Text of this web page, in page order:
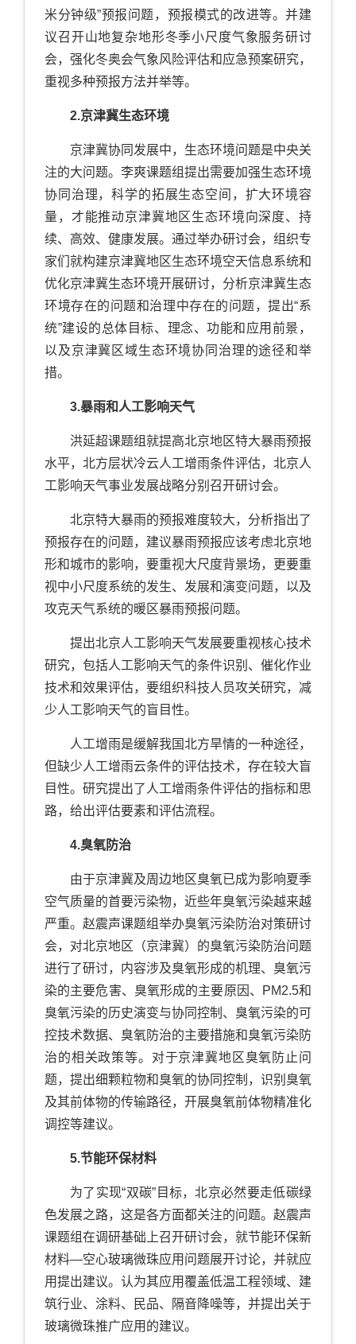
米分钟级”预报问题，预报模式的改进等。并建
议召开山地复杂地形冬季小尺度气象服务研讨
会，强化冬奥会气象风险评估和应急预案研究，
重视多种预报方法并举等。
2.京津冀生态环境
京津冀协同发展中，生态环境问题是中央关
注的大问题。李爽课题组提出需要加强生态环境
协同治理，科学的拓展生态空间，扩大环境容
量，才能推动京津冀地区生态环境向深度、持
续、高效、健康发展。通过举办研讨会，组织专
家们就构建京津冀地区生态环境空天信息系统和
优化京津冀生态环境开展研讨，分析京津冀生态
环境存在的问题和治理中存在的问题，提出“系
统”建设的总体目标、理念、功能和应用前景，
以及京津冀区域生态环境协同治理的途径和举
措。
3.暴雨和人工影响天气
洪延超课题组就提高北京地区特大暴雨预报
水平，北方层状冷云人工增雨条件评估，北京人
工影响天气事业发展战略分别召开研讨会。
北京特大暴雨的预报难度较大，分析指出了
预报存在的问题，建议暴雨预报应该考虑北京地
形和城市的影响，要重视大尺度背景场，更要重
视中小尺度系统的发生、发展和演变问题，以及
攻克天气系统的暖区暴雨预报问题。
提出北京人工影响天气发展要重视核心技术
研究，包括人工影响天气的条件识别、催化作业
技术和效果评估，要组织科技人员攻关研究，减
少人工影响天气的盲目性。
人工增雨是缓解我国北方旱情的一种途径，
但缺少人工增雨云条件的评估技术，存在较大盲
目性。研究提出了人工增雨条件评估的指标和思
路，给出评估要素和评估流程。
4.臭氧防治
由于京津冀及周边地区臭氧已成为影响夏季
空气质量的首要污染物，近些年臭氧污染越来越
严重。赵震声课题组举办臭氧污染防治对策研讨
会，对北京地区（京津冀）的臭氧污染防治问题
进行了研讨，内容涉及臭氧形成的机理、臭氧污
染的主要危害、臭氧形成的主要原因、PM2.5和
臭氧污染的历史演变与协同控制、臭氧污染的可
控技术数据、臭氧防治的主要措施和臭氧污染防
治的相关政策等。对于京津冀地区臭氧防止问
题，提出细颗粒物和臭氧的协同控制，识别臭氧
及其前体物的传输路径，开展臭氧前体物精准化
调控等建议。
5.节能环保材料
为了实现“双碳”目标，北京必然要走低碳绿
色发展之路，这是各方面都关注的问题。赵震声
课题组在调研基础上召开研讨会，就节能环保新
材料—空心玻璃微珠应用问题展开讨论，并就应
用提出建议。认为其应用覆盖低温工程领域、建
筑行业、涂料、民品、隔音降噪等，并提出关于
玻璃微珠推广应用的建议。